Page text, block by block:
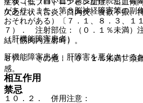
があり、また、第８脳神経障害等の副
おそれがある）〔７．１、８．３、１
（肝機能障害患者）
肝機能障害患者：肝障害を悪化させる
相互作用
１０．２． 併用注意：
症状（低プロトロンビン血症、出血傾
欠乏症状（舌炎、口内炎、食欲不振、
７）． 注射部位：（０．１％未満）
結（筋肉内注射時）。
８）． その他：（０．１％未満）頭
感。
禁忌